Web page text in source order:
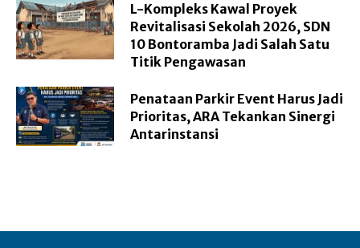
L-Kompleks Kawal Proyek
Revitalisasi Sekolah 2026, SDN
10 Bontoramba Jadi Salah Satu
Titik Pengawasan
Penataan Parkir Event Harus Jadi
Prioritas, ARA Tekankan Sinergi
Antarinstansi